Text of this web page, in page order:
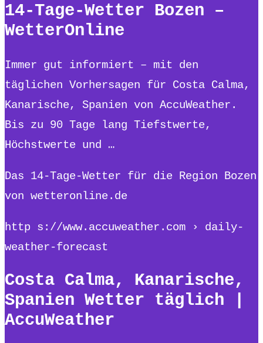
14-Tage-Wetter Bozen –
WetterOnline
Immer gut informiert – mit den
täglichen Vorhersagen für Costa Calma,
Kanarische, Spanien von AccuWeather.
Bis zu 90 Tage lang Tiefstwerte,
Höchstwerte und …
Das 14-Tage-Wetter für die Region Bozen
von wetteronline.de
http s://www.accuweather.com › daily-
weather-forecast
Costa Calma, Kanarische,
Spanien Wetter täglich |
AccuWeather